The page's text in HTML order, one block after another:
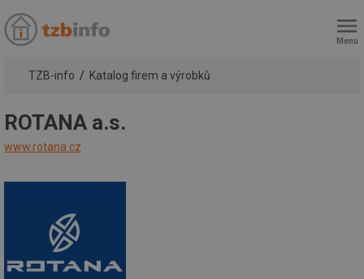
Menu
TZB-info Katalog firem a výrobků
ROTANA a.s.
www.rotana.cz